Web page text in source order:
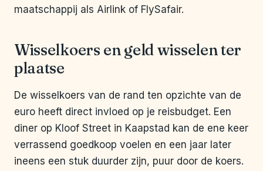
maatschappij als Airlink of FlySafair.
Wisselkoers en geld wisselen ter
plaatse
De wisselkoers van de rand ten opzichte van de
euro heeft direct invloed op je reisbudget. Een
diner op Kloof Street in Kaapstad kan de ene keer
verrassend goedkoop voelen en een jaar later
ineens een stuk duurder zijn, puur door de koers.